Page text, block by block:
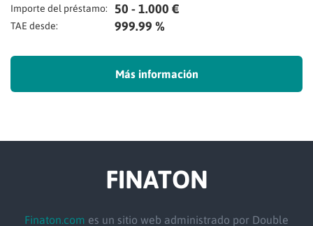
Importe del préstamo: 50 - 1.000 €
TAE desde: 999.99 %
Más información
FINATON
Finaton.com es un sitio web administrado por Double